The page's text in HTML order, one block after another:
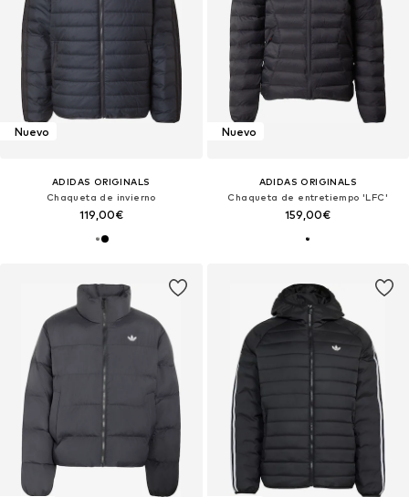
Nuevo
ADIDAS ORIGINALS
Chaqueta de invierno
119,00€
Nuevo
ADIDAS ORIGINALS
Chaqueta de entretiempo 'LFC'
159,00€